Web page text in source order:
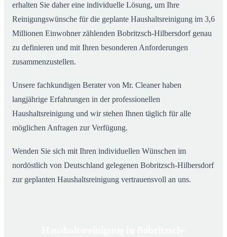
erhalten Sie daher eine individuelle Lösung, um Ihre
Reinigungswünsche für die geplante Haushaltsreinigung im 3,6
Millionen Einwohner zählenden Bobritzsch-Hilbersdorf genau
zu definieren und mit Ihren besonderen Anforderungen
zusammenzustellen.
Unsere fachkundigen Berater von Mr. Cleaner haben
langjährige Erfahrungen in der professionellen
Haushaltsreinigung und wir stehen Ihnen täglich für alle
möglichen Anfragen zur Verfügung.
Wenden Sie sich mit Ihren individuellen Wünschen im
nordöstlich von Deutschland gelegenen Bobritzsch-Hilbersdorf
zur geplanten Haushaltsreinigung vertrauensvoll an uns.